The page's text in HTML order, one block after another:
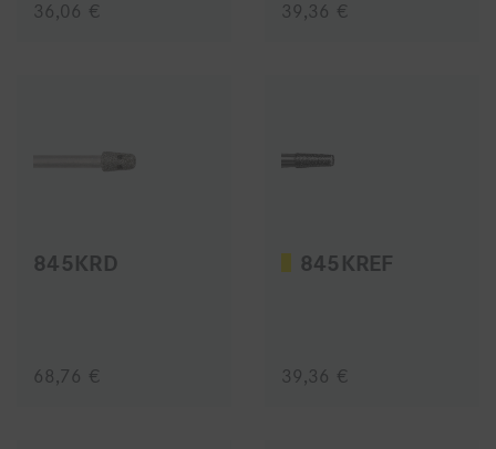
36,06 € 39,36 €
845KRD
68,76 €
845KREF
39,36 €